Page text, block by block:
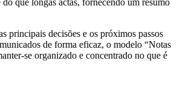
que longas actas, fornecendo um resumo
principais decisões e os próximos passos
de forma eficaz, o modelo “Notas
se organizado e concentrado no que é